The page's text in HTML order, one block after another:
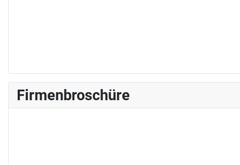
Firmenbroschüre